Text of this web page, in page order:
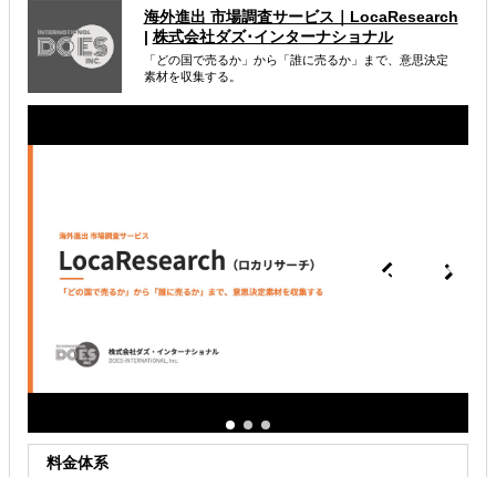
属するジャンル
海外進出総合支援 販路拡大（営業代行・販売代理店探し）
輸出入・貿易・通関
自社商材の現地でのニーズを知りたい
許認可や規制調査など輸出／販売の準備をしたい
海外進出 市場調査サービス｜LocaResearch
| 株式会社ダズ･インターナショナル
「どの国で売るか」から「誰に売るか」まで、意思決定
素材を収集する。
料金体系